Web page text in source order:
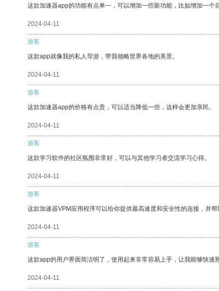
这款加速器app的功能有点单一，可以增加一些新功能，比如增加一个
2024-04-11
游客
这款app就像我的私人导游，带我领略世界各地的美景。
2024-04-11
游客
这款加速器app的价格有点贵，可以适当降低一些，这样会更加亲民。
2024-04-11
游客
这款学习软件的社区氛围非常好，可以与其他学习者交流学习心得。
2024-04-11
游客
这款加速器VPM应用程序可以给你提供最高速度和安全性的连接，并帮
2024-04-11
游客
这款app的用户界面简洁明了，使用起来非常容易上手，让我能够快速
2024-04-11